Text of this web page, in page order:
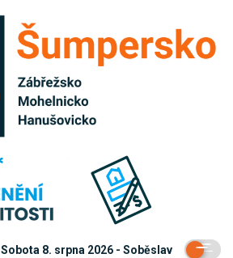
Sobota 8. srpna 2026 - Soběslav